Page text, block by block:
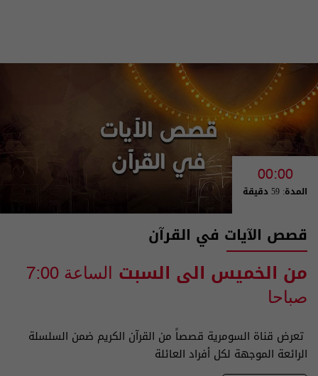
00:00
المدة: 59 دقيقة
قصص الآيات في القرآن
من الخميس الى السبت
الساعة 7:00
صباحا
تعرض قناة السومرية قصصاً من القرآن الكريم ضمن السلسلة
الرائعة الموجهة لكل أفراد العائلة